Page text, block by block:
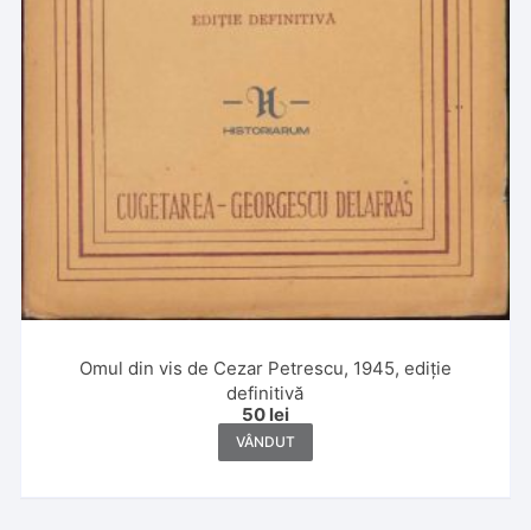
Omul din vis de Cezar Petrescu, 1945, ediție
definitivă
50 lei
VÂNDUT